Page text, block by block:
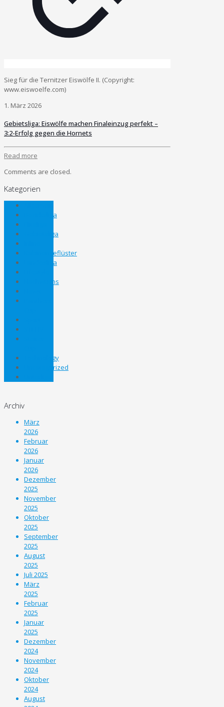
Sieg für die Ternitzer Eiswölfe II. (Copyright:
www.eiswoelfe.com)
1. März 2026
Gebietsliga: Eiswölfe machen Finaleinzug perfekt –
3:2-Erfolg gegen die Hornets
Read more
Comments are closed.
Kategorien
Bezirksliga
Gebietsliga
Kabinengeflüster
Landesliga
Nachwuchs
Technology
Uncategorized
Archiv
März
2026
Februar
2026
Januar
2026
Dezember
2025
November
2025
Oktober
2025
September
2025
August
2025
Juli 2025
März
2025
Februar
2025
Januar
2025
Dezember
2024
November
2024
Oktober
2024
August